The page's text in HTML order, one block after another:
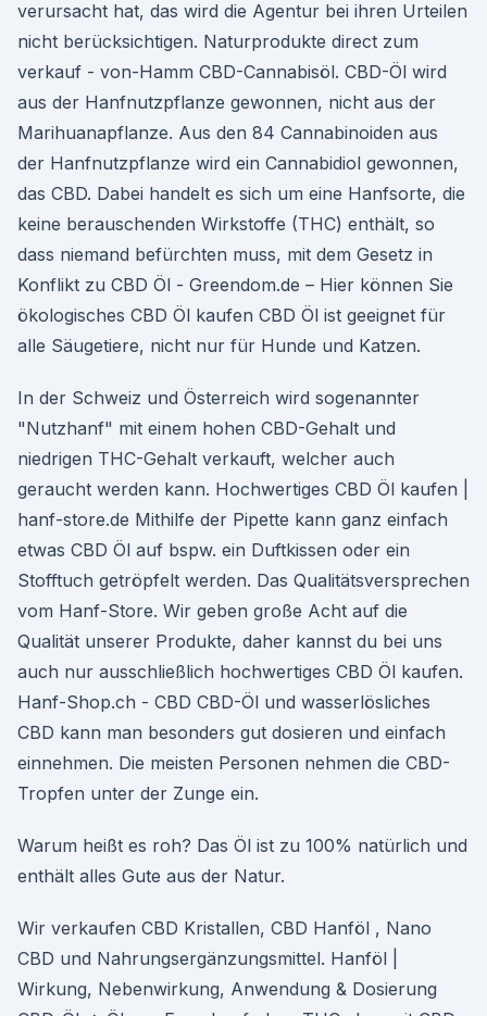
verursacht hat, das wird die Agentur bei ihren Urteilen
nicht berücksichtigen. Naturprodukte direct zum
verkauf - von-Hamm CBD-Cannabisöl. CBD-Öl wird
aus der Hanfnutzpflanze gewonnen, nicht aus der
Marihuanapflanze. Aus den 84 Cannabinoiden aus
der Hanfnutzpflanze wird ein Cannabidiol gewonnen,
das CBD. Dabei handelt es sich um eine Hanfsorte, die
keine berauschenden Wirkstoffe (THC) enthält, so
dass niemand befürchten muss, mit dem Gesetz in
Konflikt zu CBD Öl - Greendom.de – Hier können Sie
ökologisches CBD Öl kaufen CBD Öl ist geeignet für
alle Säugetiere, nicht nur für Hunde und Katzen.
In der Schweiz und Österreich wird sogenannter
"Nutzhanf" mit einem hohen CBD-Gehalt und
niedrigen THC-Gehalt verkauft, welcher auch
geraucht werden kann. Hochwertiges CBD Öl kaufen |
hanf-store.de Mithilfe der Pipette kann ganz einfach
etwas CBD Öl auf bspw. ein Duftkissen oder ein
Stofftuch getröpfelt werden. Das Qualitätsversprechen
vom Hanf-Store. Wir geben große Acht auf die
Qualität unserer Produkte, daher kannst du bei uns
auch nur ausschließlich hochwertiges CBD Öl kaufen.
Hanf-Shop.ch - CBD CBD-Öl und wasserlösliches
CBD kann man besonders gut dosieren und einfach
einnehmen. Die meisten Personen nehmen die CBD-
Tropfen unter der Zunge ein.
Warum heißt es roh? Das Öl ist zu 100% natürlich und
enthält alles Gute aus der Natur.
Wir verkaufen CBD Kristallen, CBD Hanföl , Nano
CBD und Nahrungsergänzungsmittel. Hanföl |
Wirkung, Nebenwirkung, Anwendung & Dosierung